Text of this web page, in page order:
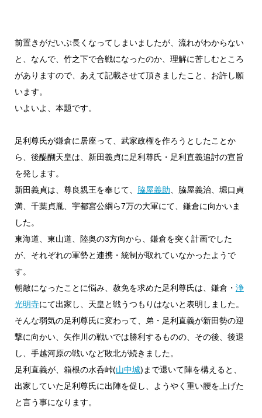
前置きがだいぶ長くなってしまいましたが、流れがわからない
と、なんで、竹之下で合戦になったのか、理解に苦しむところ
がありますので、あえて記載させて頂きましたこと、お許し願
います。
いよいよ、本題です。
足利尊氏が鎌倉に居座って、武家政権を作ろうとしたことか
ら、後醍醐天皇は、新田義貞に足利尊氏・足利直義追討の宣旨
を発します。
新田義貞は、尊良親王を奉じて、 脇屋義助、脇屋義治、堀口貞
満、千葉貞胤、宇都宮公綱ら7万の大軍にて、鎌倉に向かいま
した。
東海道、東山道、陸奥の3方向から、鎌倉を突く計画でした
が、それぞれの軍勢と連携・統制が取れていなかったようで
す。
朝敵になったことに悩み、赦免を求めた足利尊氏は、鎌倉・ 浄
光明寺にて出家し、天皇と戦うつもりはないと表明しました。
そんな弱気の足利尊氏に変わって、弟・足利直義が新田勢の迎
撃に向かい、矢作川の戦いでは勝利するものの、その後、後退
し、手越河原の戦いなど敗北が続きました。
足利直義が、箱根の水呑峠(山中城)まで退いて陣を構えると、
出家していた足利尊氏に出陣を促し、ようやく重い腰を上げた
と言う事になります。